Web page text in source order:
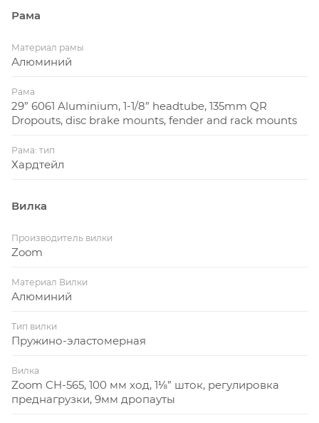
тяжелого ездока.
Рама
Материал рамы
Алюминий
Рама
29” 6061 Aluminium, 1-1/8” headtube, 135mm QR
Dropouts, disc brake mounts, fender and rack mounts
Рама: тип
Хардтейл
Вилка
Производитель вилки
Zoom
Материал Вилки
Алюминий
Тип вилки
Пружино-эластомерная
Вилка
Zoom CH-565, 100 мм ход, 1⅛” шток, регулировка
преднагрузки, 9мм дропауты